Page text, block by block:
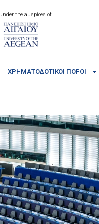
the auspices of
ΧΡΗΜΑΤΟΔΟΤΙΚΟΊ ΠΌΡΟΙ